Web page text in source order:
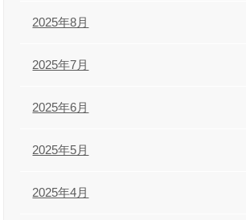
2025年8月
2025年7月
2025年6月
2025年5月
2025年4月